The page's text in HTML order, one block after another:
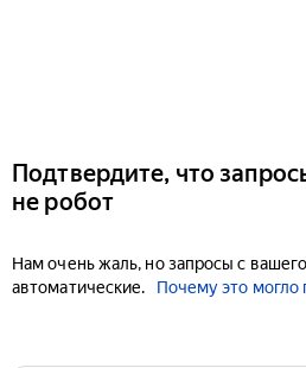
Подтвердите, что
не робот
Нам очень жаль, но запросы с
автоматические.
Почему это могло